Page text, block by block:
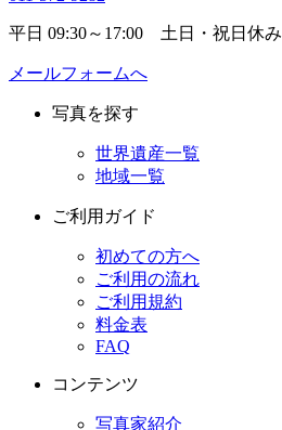
平日 09:30～17:00 土日・祝日休み
メールフォームへ
写真を探す
世界遺産一覧
地域一覧
ご利用ガイド
初めての方へ
ご利用の流れ
ご利用規約
料金表
FAQ
コンテンツ
写真家紹介